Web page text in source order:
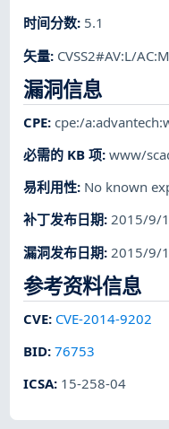
时间分数: 5.1
矢量: CVSS2#AV:L/
漏洞信息
CPE:cpe:/
必需的 KB 项:www/
易利用性: No known
补丁发布日期:2015/9/
漏洞发布日期: 2015/9/
参考资料信息
CVE: CVE-2014-9202
BID:76753
ICSA: 15-258-04